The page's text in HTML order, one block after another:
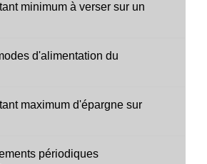
minimum à verser sur un
d'alimentation du
maximum d'épargne sur
périodiques